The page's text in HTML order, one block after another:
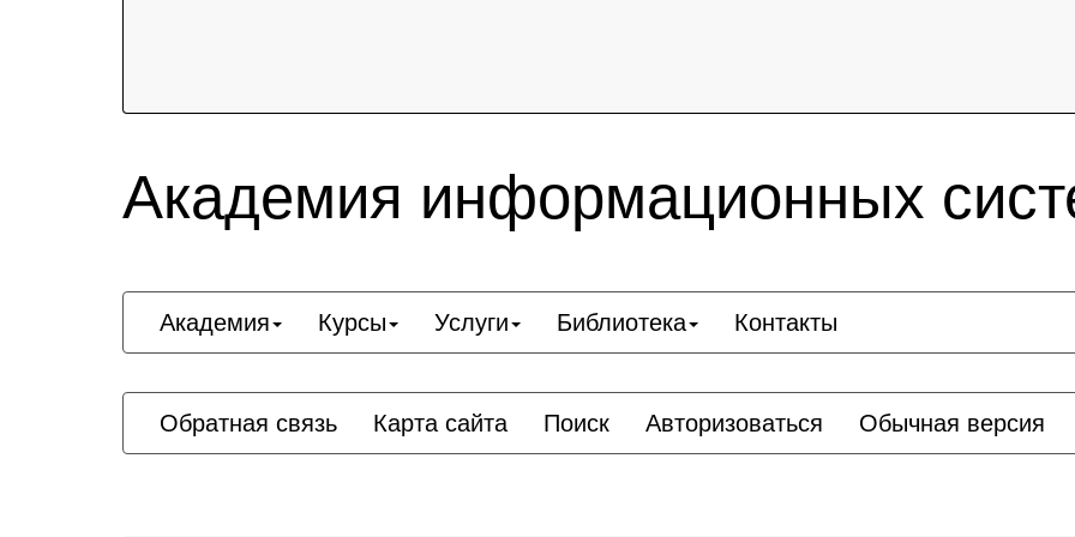
Академия информационных
Академия Курсы Услуги Библиотека Контакты
Обратная связь Карта сайта Поиск Авторизоваться Обычная версия